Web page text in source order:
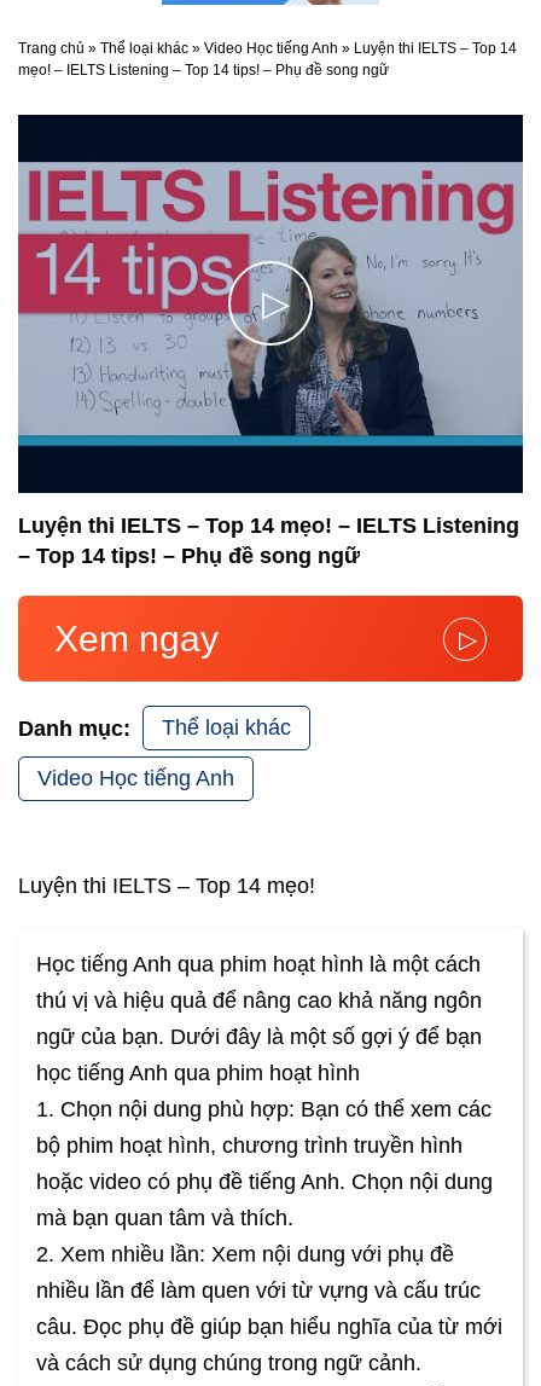
Trang chủ » Thể loại khác » Video Học tiếng Anh » Luyện thi IELTS – Top 14
mẹo! – IELTS Listening – Top 14 tips! – Phụ đề song ngữ
▷
Luyện thi IELTS – Top 14 mẹo! – IELTS Listening
– Top 14 tips! – Phụ đề song ngữ
Danh mục: Thể loại khác
Video Học tiếng Anh
Xem ngay ▷
Luyện thi IELTS – Top 14 mẹo!
Học tiếng Anh qua phim hoạt hình là một cách
thú vị và hiệu quả để nâng cao khả năng ngôn
ngữ của bạn. Dưới đây là một số gợi ý để bạn
học tiếng Anh qua phim hoạt hình
1. Chọn nội dung phù hợp: Bạn có thể xem các
bộ phim hoạt hình, chương trình truyền hình
hoặc video có phụ đề tiếng Anh. Chọn nội dung
mà bạn quan tâm và thích.
2. Xem nhiều lần: Xem nội dung với phụ đề
nhiều lần để làm quen với từ vựng và cấu trúc
câu. Đọc phụ đề giúp bạn hiểu nghĩa của từ mới
và cách sử dụng chúng trong ngữ cảnh.